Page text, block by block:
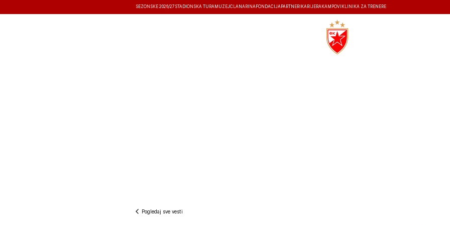
SEZONSKE 2026/27 STADIONSKA TURA MUZEJČLANARINA FONDACIJA PARTNERI KARIJERA KAMPOVI KLINIKA ZA TRENERE
Pogledaj sve vesti